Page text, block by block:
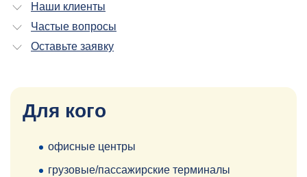
Наши клиенты
Частые вопросы
Оставьте заявку
Для кого
офисные центры
грузовые/пассажирские терминалы